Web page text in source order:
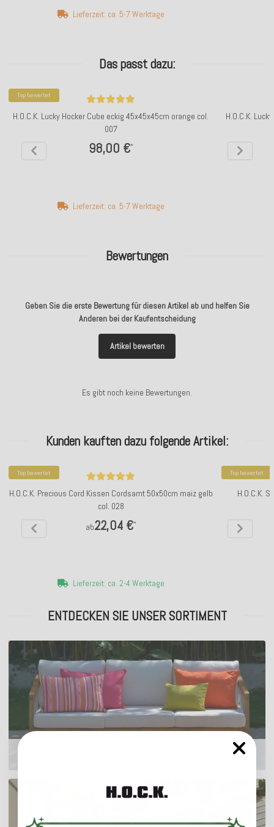
Bewertungen
Geben Sie die erste Bewertung für diesen Artikel ab und helfen Sie
Anderen bei der Kaufentscheidung
Artikel bewerten
Es gibt noch keine Bewertungen.
Lieferzeit: ca. 5-7 Werktage
Das passt dazu:
Top bewertet
H.O.C.K. Lucky Hocker Cube eckig 45x45x45cm orange col.
007
98,00 €*
Lieferzeit: ca. 5-7 Werktage
H.O.C.K.
Kunden kauften dazu folgende Artikel:
Top bewertet
H.O.C.K. Precious Cord Kissen Cordsamt 50x50cm maiz gelb
col. 028
ab22,04 €*
Lieferzeit: ca. 2-4 Werktage
Top bewertet
H.O.C.K.
ENTDECKEN SIE UNSER SORTIMENT